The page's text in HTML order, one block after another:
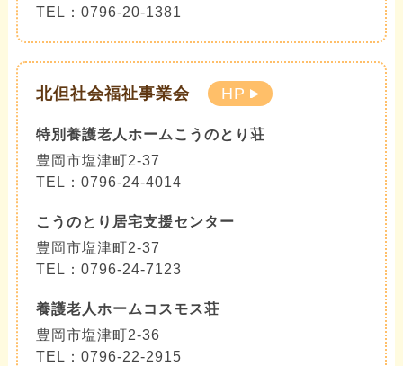
TEL：0796-20-1381
北但社会福祉事業会 HP
特別養護老人ホームこうのとり荘
豊岡市塩津町2-37
TEL：0796-24-4014
こうのとり居宅支援センター
豊岡市塩津町2-37
TEL：0796-24-7123
養護老人ホームコスモス荘
豊岡市塩津町2-36
TEL：0796-22-2915